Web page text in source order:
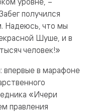
получился
Надеюсь, что мы
Шуше, и в
человек!»
в марафоне
«Ичери
правления